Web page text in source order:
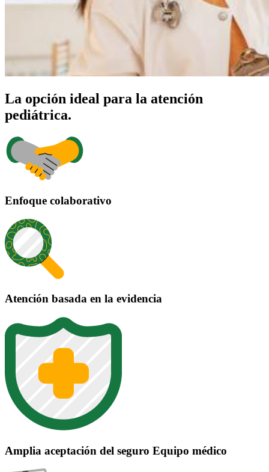
La opción ideal para la atención
pediátrica.
Enfoque colaborativo
Atención basada en la evidencia
Amplia aceptación del seguro Equipo médico